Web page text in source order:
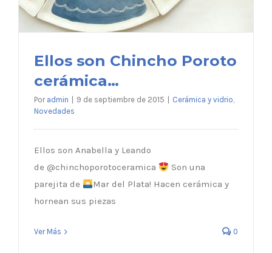
Ellos son Chincho Poroto cerámica…
Ellos son Chincho Poroto
cerámica…
Por admin 9 de septiembre de 2015 Cerámica y vidrio,
Novedades
Ellos son Anabella y Leando
de @chinchoporotoceramica
Son una
parejita de
Mar del Plata! Hacen cerámica y
hornean sus piezas
Ver Más 0